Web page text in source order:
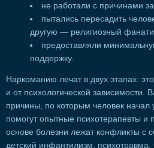
не работали с причинами
пытались пересадить
другую — религиозный
предоставляли
поддержку.
Наркоманию лечат в двух этапах:
и от психологической зависимости.
причины, по которым человек начал
помогут опытные психотерапевты и
основе болезни лежат конфликты с
детский инфантилизм,